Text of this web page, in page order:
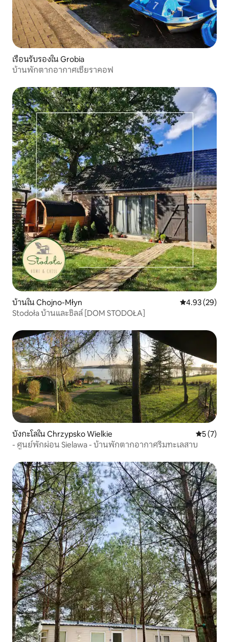
เรือนรับรองใน Grobia
บ้านพักตากอากาศเซียราคอฟ
บ้านใน Chojno-Młyn คะแนนเฉลี่ย
4.93 (29)
Stodoła บ้านและชิลล์ [DOM STODOŁA]
บังกะโลใน Chrzypsko Wielkie คะแนนเฉ
5 (7)
- ศูนย์พักผ่อน Sielawa - บ้านพักตากอากาศริมทะเลสาบ